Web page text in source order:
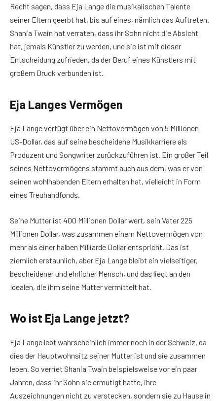
Recht sagen, dass Eja Lange die musikalischen Talente
seiner Eltern geerbt hat, bis auf eines, nämlich das Auftreten.
Shania Twain hat verraten, dass ihr Sohn nicht die Absicht
hat, jemals Künstler zu werden, und sie ist mit dieser
Entscheidung zufrieden, da der Beruf eines Künstlers mit
großem Druck verbunden ist.
Eja Langes Vermögen
Eja Lange verfügt über ein Nettovermögen von 5 Millionen
US-Dollar, das auf seine bescheidene Musikkarriere als
Produzent und Songwriter zurückzuführen ist. Ein großer Teil
seines Nettovermögens stammt auch aus dem, was er von
seinen wohlhabenden Eltern erhalten hat, vielleicht in Form
eines Treuhandfonds.
Seine Mutter ist 400 Millionen Dollar wert, sein Vater 225
Millionen Dollar, was zusammen einem Nettovermögen von
mehr als einer halben Milliarde Dollar entspricht. Das ist
ziemlich erstaunlich, aber Eja Lange bleibt ein vielseitiger,
bescheidener und ehrlicher Mensch, und das liegt an den
Idealen, die ihm seine Mutter vermittelt hat.
Wo ist Eja Lange jetzt?
Eja Lange lebt wahrscheinlich immer noch in der Schweiz, da
dies der Hauptwohnsitz seiner Mutter ist und sie zusammen
leben. So verriet Shania Twain beispielsweise vor ein paar
Jahren, dass ihr Sohn sie ermutigt hatte, ihre
Auszeichnungen nicht zu verstecken, sondern sie zu Hause in